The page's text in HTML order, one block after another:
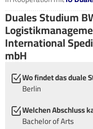
Duales Studium
International
mbH
Wo findet das duale
Berlin
Welchen Abschluss
Bachelor of Arts